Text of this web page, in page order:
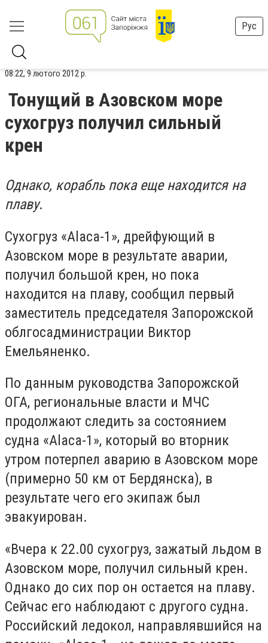
Рус
08:22, 9 лютого 2012 р.
Тонущий в Азовском море
сухогруз получил сильный
крен
Однако, корабль пока еще находится на
плаву.
Сухогруз «Alaca-1», дрейфующий в
Азовском море в результате аварии,
получил большой крен, но пока
находится на плаву, сообщил первый
заместитель председателя Запорожской
облгосадминистрации Виктор
Емельяненко.
По данным руководства Запорожской
ОГА, региональные власти и МЧС
продолжают следить за состоянием
судна «Alaca-1», который во вторник
утром потерпел аварию в Азовском море
(примерно 50 км от Бердянска), в
результате чего его экипаж был
эвакуирован.
«Вчера к 22.00 сухогруз, зажатый льдом в
Азовском море, получил сильный крен.
Однако до сих пор он остается на плаву.
Сейчас его наблюдают с другого судна.
Российский ледокол, направлявшийся на